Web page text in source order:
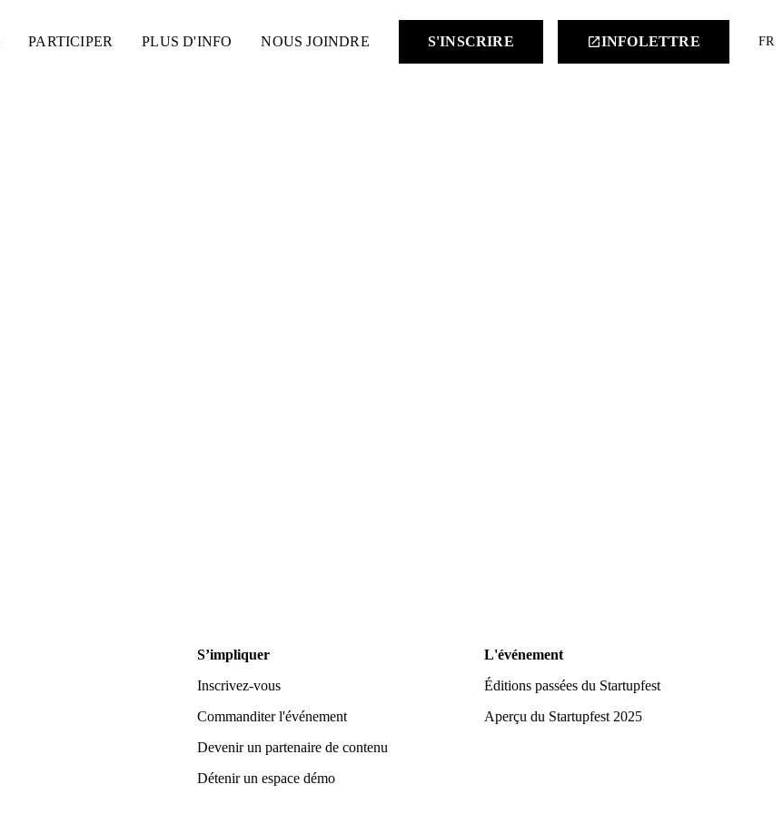
PARTICIPER PLUS D'INFO NOUS JOINDRE S'INSCRIRE launchINFOLETTRE FR
S’impliquer
Inscrivez-vous
Commanditer l'événement
Devenir un partenaire de contenu
Détenir un espace démo
L'événement
Éditions passées du Startupfest
Aperçu du Startupfest 2025